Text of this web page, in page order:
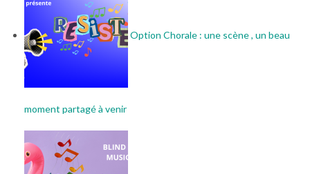
Option Chorale : une scène , un beau
moment partagé à venir